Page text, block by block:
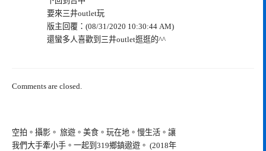
要來三井outlet玩
版主回覆：(08/31/2020 10:30:44 AM)
還蠻多人喜歡到三井outlet逛逛的^^
Comments are closed.
空拍。攝影。 旅遊。美食。玩在地。慢生活。讓
我們大手牽小手。一起到319鄉鎮遨遊。 (2018年